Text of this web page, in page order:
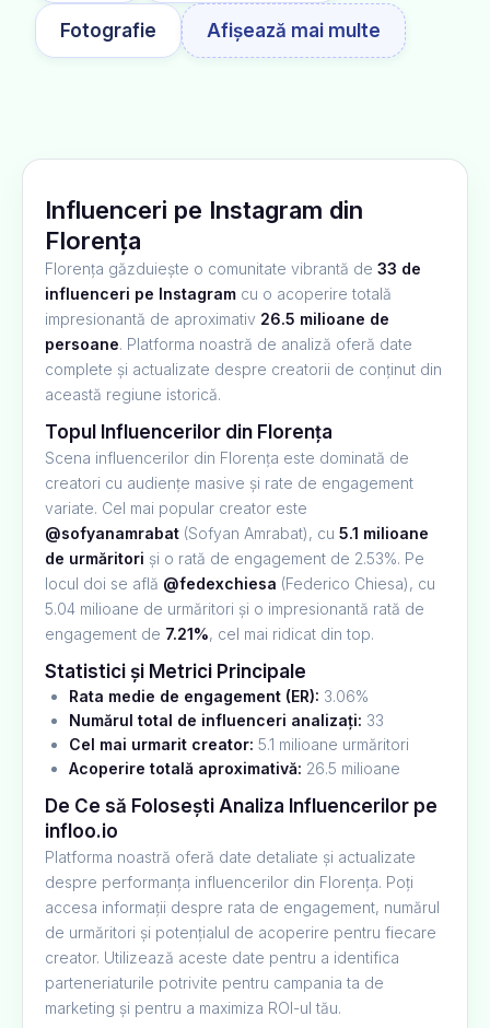
Fotografie Afișează mai multe
Influenceri pe Instagram din
Florența
Florența găzduiește o comunitate vibrantă de 33 de
influenceri pe Instagram cu o acoperire totală
impresionantă de aproximativ 26.5 milioane de
persoane. Platforma noastră de analiză oferă date
complete și actualizate despre creatorii de conținut din
această regiune istorică.
Topul Influencerilor din Florența
Scena influencerilor din Florența este dominată de
creatori cu audiențe masive și rate de engagement
variate. Cel mai popular creator este
@sofyanamrabat (Sofyan Amrabat), cu 5.1 milioane
de urmăritori și o rată de engagement de 2.53%. Pe
locul doi se află @fedexchiesa (Federico Chiesa), cu
5.04 milioane de urmăritori și o impresionantă rată de
engagement de 7.21%, cel mai ridicat din top.
Statistici și Metrici Principale
Rata medie de engagement (ER): 3.06%
Numărul total de influenceri analizați: 33
Cel mai urmarit creator: 5.1 milioane urmăritori
Acoperire totală aproximativă: 26.5 milioane
De Ce să Folosești Analiza Influencerilor pe
infloo.io
Platforma noastră oferă date detaliate și actualizate
despre performanța influencerilor din Florența. Poți
accesa informații despre rata de engagement, numărul
de urmăritori și potențialul de acoperire pentru fiecare
creator. Utilizează aceste date pentru a identifica
parteneriaturile potrivite pentru campania ta de
marketing și pentru a maximiza ROI-ul tău.